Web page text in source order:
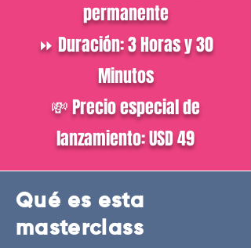
permanente
⏩ Duración: 3 Horas y 30
Minutos
💸 Precio especial de
lanzamiento: USD 49
Qué es esta
masterclass